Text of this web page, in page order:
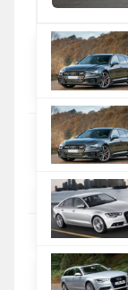
2.
Kies het
3. Tapijt
Kies de kleur
Kies het